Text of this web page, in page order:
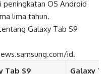
OS Android
lima tahun.
Galaxy Tab S9
id.
Tab S9
Galaxy